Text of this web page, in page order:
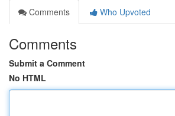
Comments
Who Upvoted
Comments
Submit a Comment
No HTML